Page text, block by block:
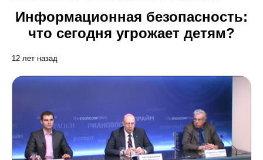
Информационная безопасность:
что сегодня угрожает детям?
12 лет назад